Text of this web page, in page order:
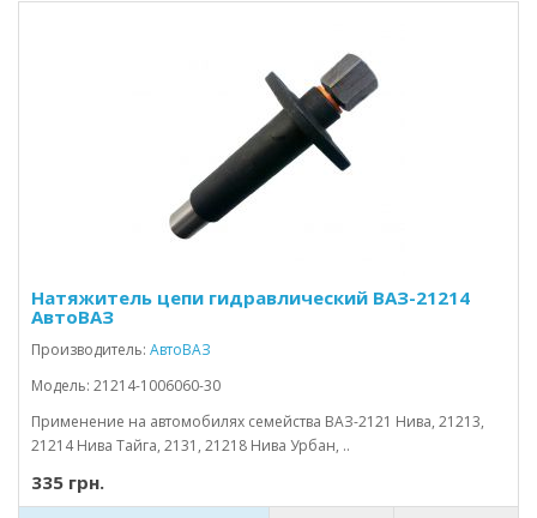
Натяжитель цепи гидравлический ВАЗ-21214
АвтоВАЗ
Производитель: АвтоВАЗ
Модель: 21214-1006060-30
Применение на автомобилях семейства ВАЗ-2121 Нива, 21213,
21214 Нива Тайга, 2131, 21218 Нива Урбан, ..
335 грн.